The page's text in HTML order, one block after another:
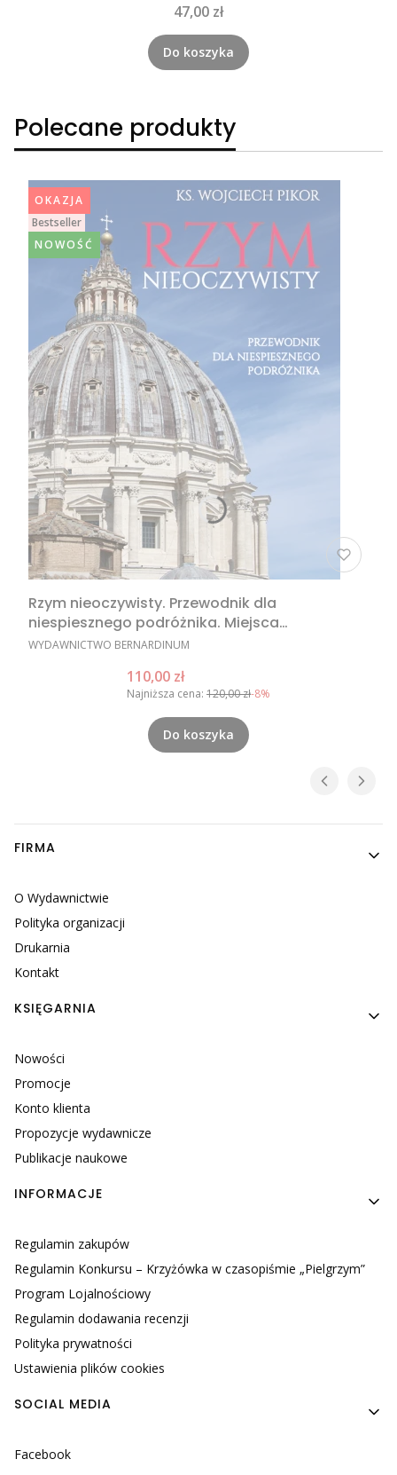
Cena
47,00 zł
Do koszyka
Polecane produkty
OKAZJA
Bestseller
NOWOŚĆ
Rzym nieoczywisty. Przewodnik dla
niespiesznego podróżnika. Miejsca
nieoczywiste w Rzymie, nietypowe atrakcje
PRODUCENT
WYDAWNICTWO BERNARDINUM
Cena promocyjna
110,00 zł
Najniższa cena: 120,00 zł-8%
Do koszyka
Linki w stopce
FIRMA
O Wydawnictwie
Polityka organizacji
Drukarnia
Kontakt
KSIĘGARNIA
Nowości
Promocje
Konto klienta
Propozycje wydawnicze
Publikacje naukowe
INFORMACJE
Regulamin zakupów
Regulamin Konkursu – Krzyżówka w czasopiśmie „Pielgrzym”
Program Lojalnościowy
Regulamin dodawania recenzji
Polityka prywatności
Ustawienia plików cookies
SOCIAL MEDIA
Facebook